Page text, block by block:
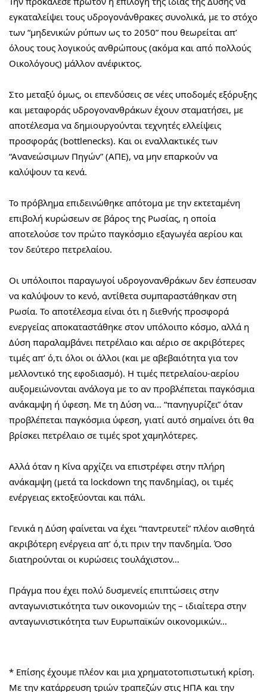
εγκαταλείψει τους υδρογονάνθρακες συνολικά, με το στόχο
των “μηδενικών ρύπων ως το 2050” που θεωρείται απ’
όλους τους λογικούς ανθρώπους (ακόμα και από πολλούς
Οικολόγους) μάλλον ανέφικτος.
Στο μεταξύ όμως, οι επενδύσεις σε νέες υποδομές εξόρυξης
και μεταφοράς υδρογονανθράκων έχουν σταματήσει, με
αποτέλεσμα να δημιουργούνται τεχνητές ελλείψεις
προσφοράς (bottlenecks). Και οι εναλλακτικές των
“Ανανεώσιμων Πηγών” (ΑΠΕ), να μην επαρκούν να
καλύψουν τα κενά.
Το πρόβλημα επιδεινώθηκε απότομα με την εκτεταμένη
επιβολή κυρώσεων σε βάρος της Ρωσίας, η οποία
αποτελούσε τον πρώτο παγκόσμιο εξαγωγέα αερίου και
τον δεύτερο πετρελαίου.
Οι υπόλοιποι παραγωγοί υδρογονανθράκων δεν έσπευσαν
να καλύψουν το κενό, αντίθετα συμπαραστάθηκαν στη
Ρωσία. Το αποτέλεσμα είναι ότι η διεθνής προσφορά
ενεργείας αποκαταστάθηκε στον υπόλοιπο κόσμο, αλλά η
Δύση παραλαμβάνει πετρέλαιο και αέριο σε ακριβότερες
τιμές απ’ ό,τι όλοι οι άλλοι (και με αβεβαιότητα για τον
μελλοντικό της εφοδιασμό). Η τιμές πετρελαίου-αερίου
αυξομειώνονται ανάλογα με το αν προβλέπεται παγκόσμια
ανάκαμψη ή ύφεση. Με τη Δύση να… “πανηγυρίζει” όταν
προβλέπεται παγκόσμια ύφεση, γιατί αυτό σημαίνει ότι θα
βρίσκει πετρέλαιο σε τιμές spot χαμηλότερες.
Αλλά όταν η Κίνα αρχίζει να επιστρέφει στην πλήρη
ανάκαμψη (μετά τα lockdown της πανδημίας), οι τιμές
ενέργειας εκτοξεύονται και πάλι.
Γενικά η Δύση φαίνεται να έχει “παντρευτεί” πλέον αισθητά
ακριβότερη ενέργεια απ’ ό,τι πριν την πανδημία. Όσο
διατηρούνται οι κυρώσεις τουλάχιστον…
Πράγμα που έχει πολύ δυσμενείς επιπτώσεις στην
ανταγωνιστικότητα των οικονομιών της – ιδιαίτερα στην
ανταγωνιστικότητα των Ευρωπαϊκών οικονομικών…
* Επίσης έχουμε πλέον και μια χρηματοτοπιστωτική κρίση.
Με την κατάρρευση τριών τραπεζών στις ΗΠΑ και την